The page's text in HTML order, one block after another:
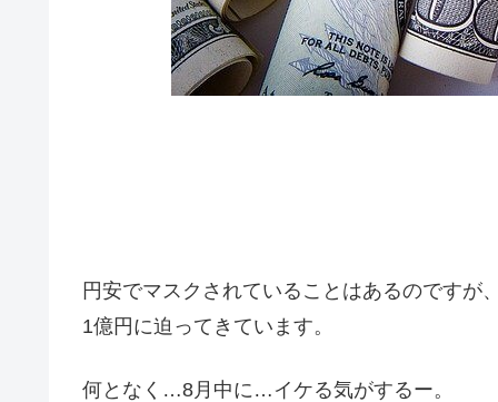
円安でマスクされていることはあるのですが
1億円に迫ってきています。
何となく…8月中に…イケる気がするー。